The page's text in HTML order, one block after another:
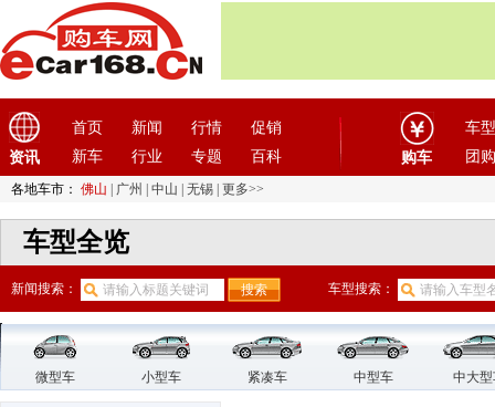
资讯
首页 新闻 行情
促销
新车
行业 专题 百科 购车
车型
团购
各地车市： 佛山 广州 中山 无锡 更多>>
车型全览
新闻搜索： 车型搜索：
微型车 小型车 紧凑车 中型车 中大